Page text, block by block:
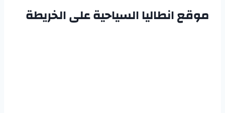
موقع انطاليا السياحية على الخريطة